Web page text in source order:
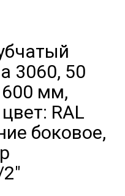
3060, 50
600 мм,
RAL
боковое,